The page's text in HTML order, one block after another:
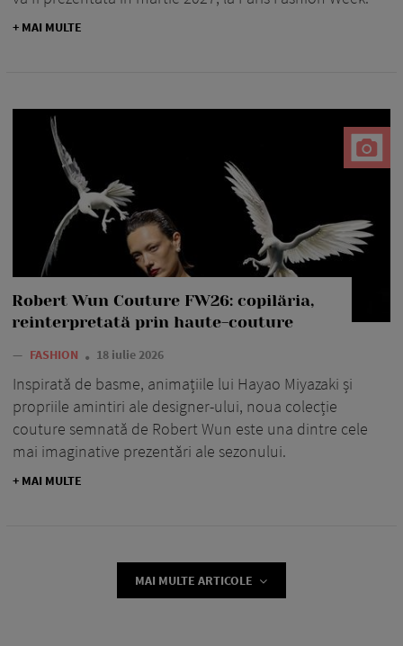
+ MAI MULTE
Robert Wun Couture FW26: copilăria,
reinterpretată prin haute-couture
— FASHION 18 iulie 2026
Inspirată de basme, animațiile lui Hayao Miyazaki și
propriile amintiri ale designer-ului, noua colecție
couture semnată de Robert Wun este una dintre cele
mai imaginative prezentări ale sezonului.
+ MAI MULTE
MAI MULTE ARTICOLE